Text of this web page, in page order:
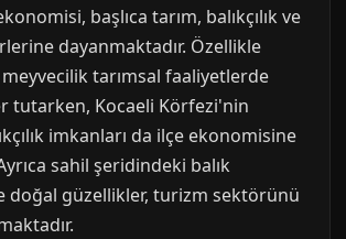
başlıca tarım, balıkçılık ve
dayanmaktadır. Özellikle
tarımsal faaliyetlerde
tutarken, Kocaeli Körfezi'nin
imkanları da ilçe ekonomisine
sahil şeridindeki balık
doğal güzellikler, turizm sektörünü